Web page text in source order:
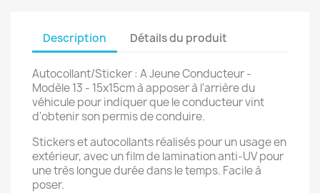
Description Détails du produit
Autocollant/Sticker : A Jeune Conducteur -
Modèle 13 - 15x15cm à apposer à l'arrière du
véhicule pour indiquer que le conducteur vint
d'obtenir son permis de conduire.
Stickers et autocollants réalisés pour un usage en
extérieur, avec un film de lamination anti-UV pour
une très longue durée dans le temps. Facile à
poser.